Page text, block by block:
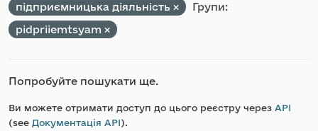
підприємницька діяльність
Групи:
pidpriiemtsyam
Попробуйте пошукати ще.
Ви можете отримати доступ до цього реєстру через API
(see Документація API).